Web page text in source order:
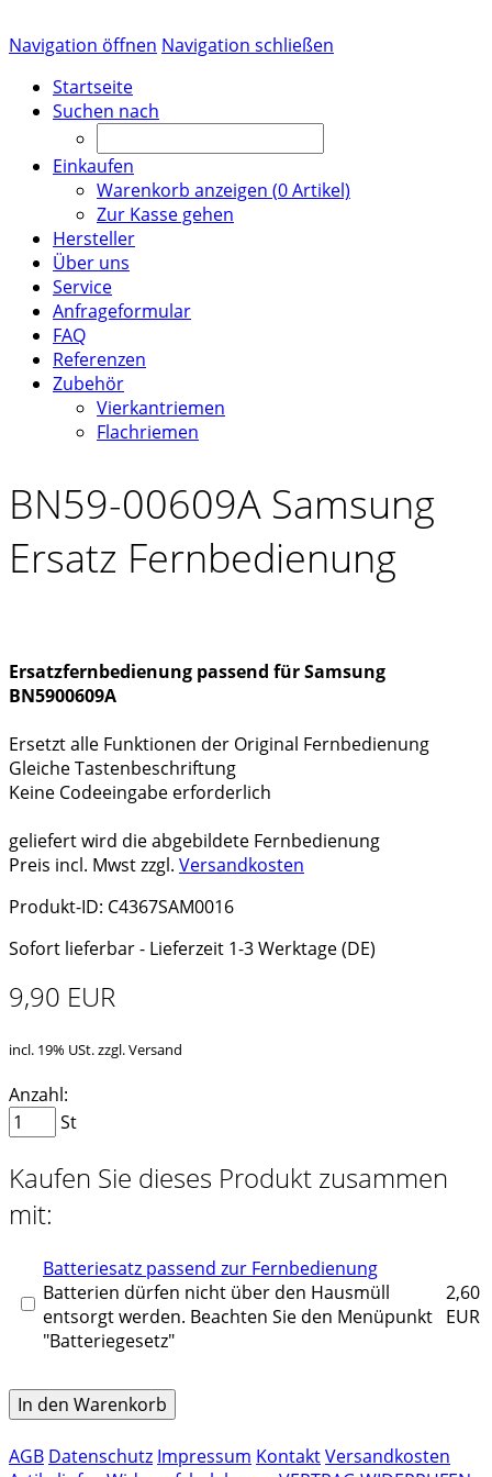
Navigation öffnen Navigation schließen
Startseite
Suchen nach
Einkaufen
Warenkorb anzeigen (0Artikel)
Zur Kasse gehen
Hersteller
Über uns
Service
Anfrageformular
FAQ
Referenzen
Zubehör
Vierkantriemen
Flachriemen
BN59-00609A Samsung
Ersatz Fernbedienung
Ersatzfernbedienung passend für Samsung
BN5900609A
Ersetzt alle Funktionen der Original Fernbedienung
Gleiche Tastenbeschriftung
Keine Codeeingabe erforderlich
geliefert wird die abgebildete Fernbedienung
Preis incl. Mwst zzgl. Versandkosten
Produkt-ID: C4367SAM0016
Sofort lieferbar - Lieferzeit 1-3 Werktage (DE)
9,90 EUR
incl. 19% USt. zzgl. Versand
Anzahl:
St
Kaufen Sie dieses Produkt zusammen
mit:
Batteriesatz passend zur Fernbedienung
Batterien dürfen nicht über den Hausmüll
entsorgt werden. Beachten Sie den Menüpunkt
"Batteriegesetz"
2,60
EUR
In den Warenkorb
AGB Datenschutz Impressum KontaktVersandkosten